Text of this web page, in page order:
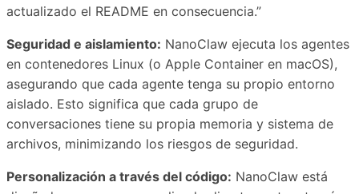
actualizado el README en consecuencia.”
Seguridad e aislamiento: NanoClaw ejecuta los agentes
en contenedores Linux (o Apple Container en macOS),
asegurando que cada agente tenga su propio entorno
aislado. Esto significa que cada grupo de
conversaciones tiene su propia memoria y sistema de
archivos, minimizando los riesgos de seguridad.
Personalización a través del código: NanoClaw está